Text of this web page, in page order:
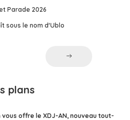
Parade 2026
sous le nom d'Ublo
plans
offre le XDJ-AN, nouveau tout-